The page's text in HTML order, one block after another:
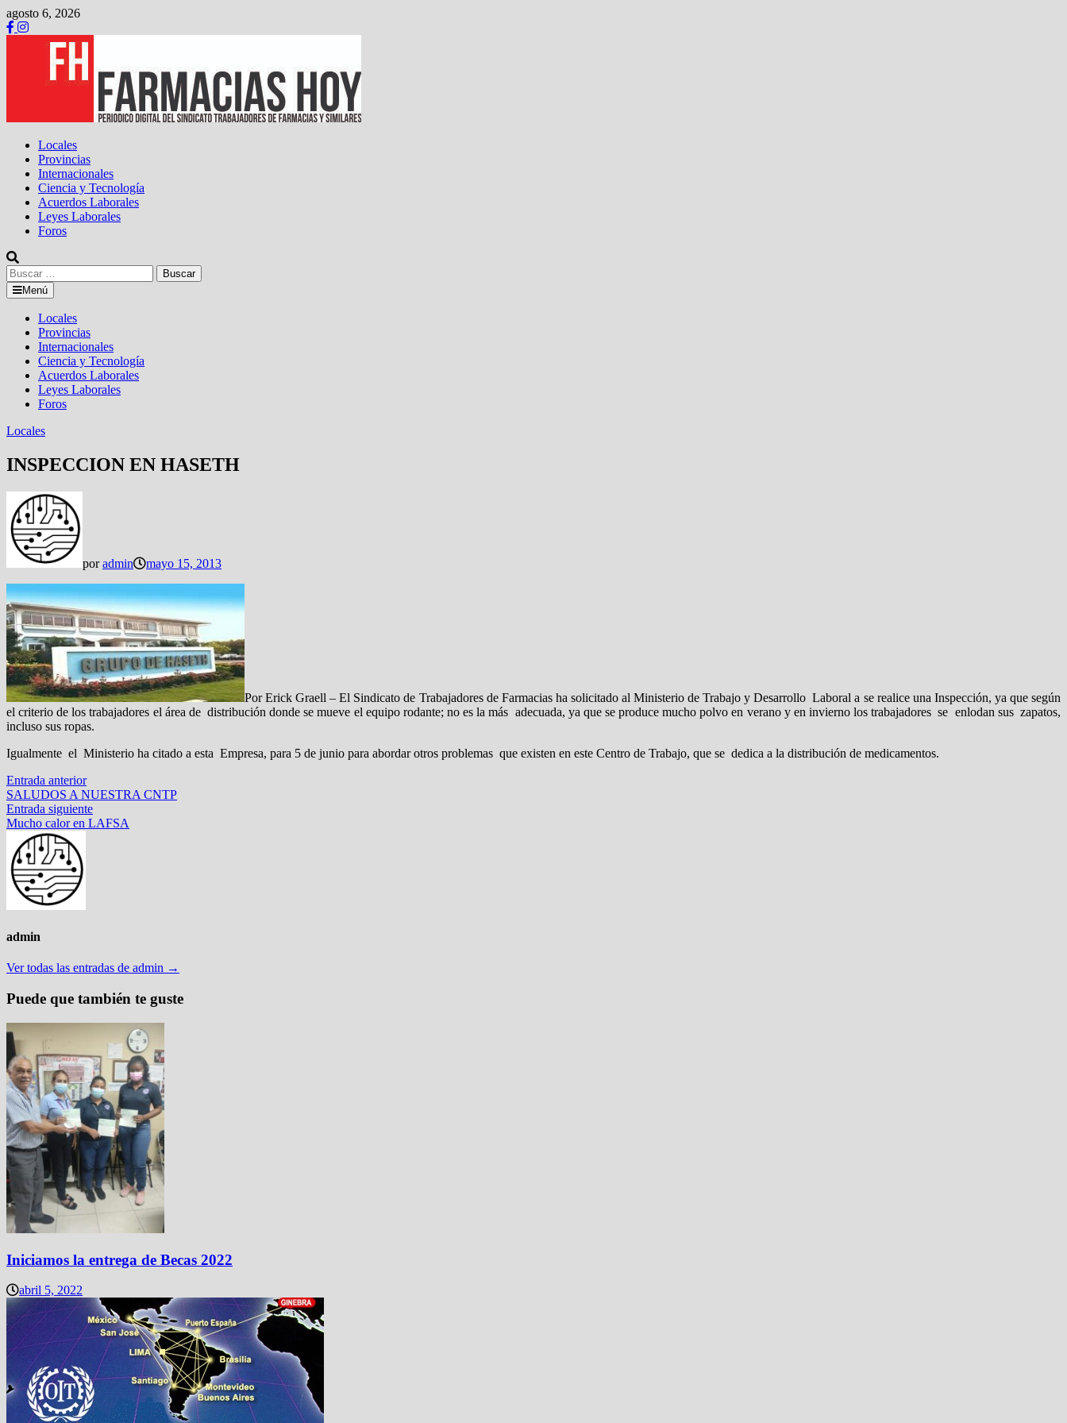
Saltar
al
contenido
agosto 6, 2026
Locales
Provincias
Internacionales
Ciencia y Tecnología
Acuerdos Laborales
Leyes Laborales
Foros
Buscar:
Menú
Locales
Provincias
Internacionales
Ciencia y Tecnología
Acuerdos Laborales
Leyes Laborales
Foros
Locales
INSPECCION EN HASETH
poradmin mayo 15, 2013
Por Erick Graell – El Sindicato de Trabajadores de Farmacias ha solicitado al Ministerio de Trabajo y Desarrollo Laboral a se realice una Inspección, ya que según
el criterio de los trabajadores el área de distribución donde se mueve el equipo rodante; no es la más adecuada, ya que se produce mucho polvo en verano y en invierno los trabajadores se enlodan sus zapatos,
incluso sus ropas.
Igualmente el Ministerio ha citado a esta Empresa, para 5 de junio para abordar otros problemas que existen en este Centro de Trabajo, que se dedica a la distribución de medicamentos.
Navegación
de
entradas
Entrada anteriorEntrada
anterior:
SALUDOS A NUESTRA CNTP
Entrada siguienteEntrada
siguiente:
Mucho calor en LAFSA
admin
Ver todas las entradas de admin →
Puede que también te guste
Iniciamos la entrega de Becas 2022
abril 5, 2022